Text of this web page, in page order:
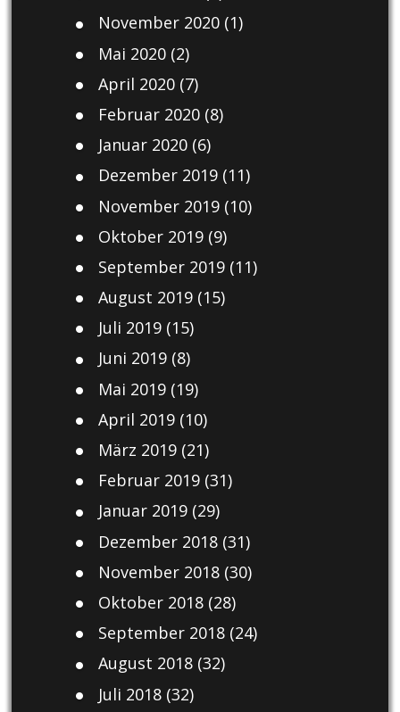
November 2020(1)
Mai 2020(2)
April 2020(7)
Februar 2020(8)
Januar 2020(6)
Dezember 2019(11)
November 2019(10)
Oktober 2019(9)
September 2019(11)
August 2019(15)
Juli 2019(15)
Juni 2019(8)
Mai 2019(19)
April 2019(10)
März 2019(21)
Februar 2019(31)
Januar 2019(29)
Dezember 2018(31)
November 2018(30)
Oktober 2018(28)
September 2018(24)
August 2018(32)
Juli 2018(32)